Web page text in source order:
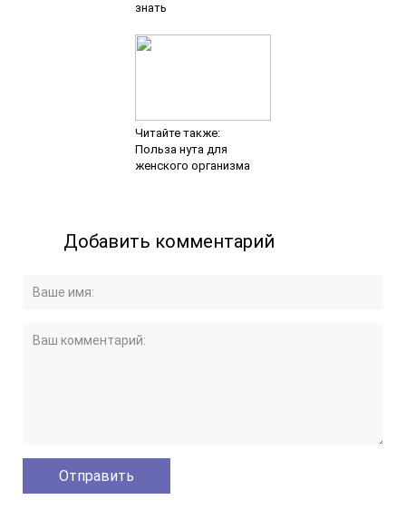
знать
Читайте также:
Польза нута для
женского организма
Добавить комментарий